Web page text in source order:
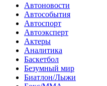
Автоновости
Автособытия
Автоспорт
Автоэксперт
Актеры
Аналитика
Баскетбол
Безумный мир
Биатлон/Лыжи